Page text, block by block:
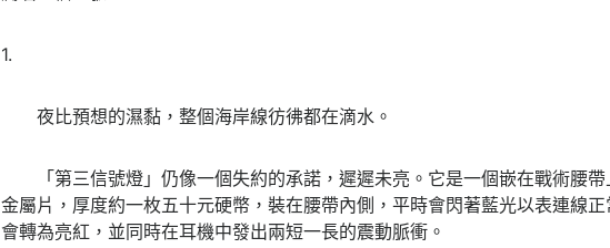
1.
夜比預想的濕黏，整個海岸線彷彿都在滴水。
「第三信號燈」仍像一個失約的承諾，遲遲未亮。它是一個嵌在戰術腰帶
金屬片，厚度約一枚五十元硬幣，裝在腰帶內側，平時會閃著藍光以表連線
會轉為亮紅，並同時在耳機中發出兩短一長的震動脈衝。